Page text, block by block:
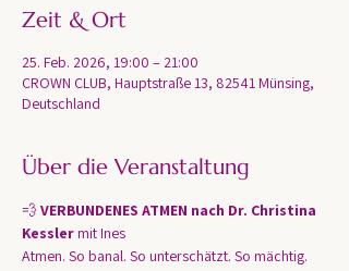
Zeit & Ort
25. Feb. 2026, 19:00 – 21:00
CROWN CLUB, Hauptstraße 13, 82541 Münsing,
Deutschland
Über die Veranstaltung
💨 VERBUNDENES ATMEN nach Dr. Christina
Kessler mit Ines
Atmen. So banal. So unterschätzt. So mächtig.